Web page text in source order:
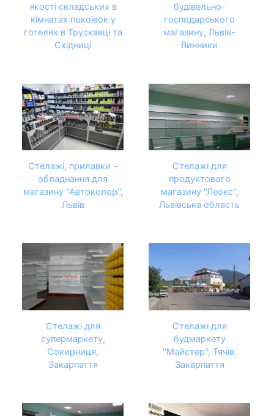
якості складських в
кімнатах покоївок у
готелях в Трускавці та
Східниці
будівельно-
господарського
магазину, Львів-
Винники
Стелажі, прилавки -
обладнання для
магазину ''Автоколор'',
Львів
Стелажі для
продуктового
магазину ''Леокс'',
Львівська область
Стелажі для
супермаркету,
Сокирниця,
Закарпаття
Стелажі для
будмаркету
''Майстер'', Тячів,
Закарпаття